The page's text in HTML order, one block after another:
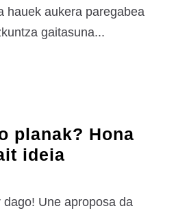
hauek aukera paregabea
gaitasuna...
planak? Hona
ideia
Une aproposa da